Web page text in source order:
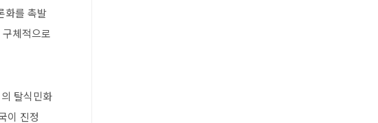
화를 촉발
체적으로
탈식민화
이 진정